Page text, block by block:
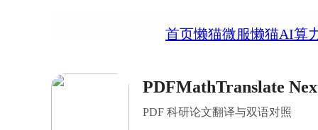
首页懒猫微服懒猫AI算
PDFMathTranslate
PDF 科研论文翻译与双语对照